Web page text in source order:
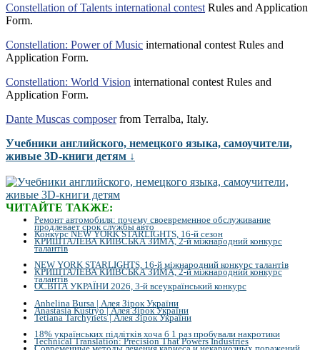
Constellation of Talents international contest Rules and Application
Form.
Constellation: Power of Music international contest Rules and
Application Form.
Constellation: World Vision international contest Rules and
Application Form.
Dante Muscas composerfrom Terralba, Italy.
Учебники английского, немецкого языка, самоучители,
живые 3D-книги детям ↓
ЧИТАЙТЕ ТАКЖЕ:
Ремонт автомобиля: почему своевременное обслуживание
продлевает срок службы авто
Конкурс NEW YORK STARLIGHTS, 16-й сезон
КРИШТАЛЕВА КИЇВСЬКА ЗИМА, 2-й міжнародний конкурс
талантів
NEW YORK STARLIGHTS, 16-й міжнародний конкурс талантів
КРИШТАЛЕВА КИЇВСЬКА ЗИМА, 2-й міжнародний конкурс
талантів
ОСВІТА УКРАЇНИ 2026, 3-й всеукраїнський конкурс
Anhelina Bursa | Алея Зірок України
Anastasia Kustryo | Алея Зірок України
Tetiana Tarchynets | Алея Зірок України
18% українських підлітків хоча б 1 раз пробували накротики
Technical Translation: Precision That Powers Industries